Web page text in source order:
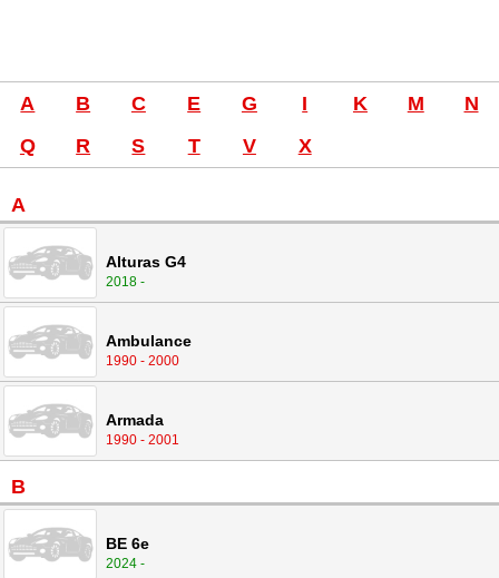
A B C E G I K M
N
Q
R S T V X
A
Alturas G4
2018 -
Ambulance
1990 - 2000
Armada
1990 - 2001
B
BE 6e
2024 -